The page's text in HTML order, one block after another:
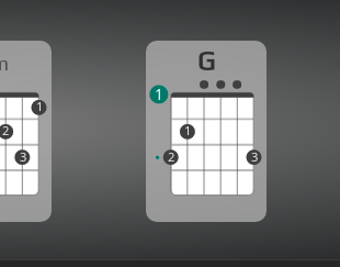
2
3
1
G
2
1
3
1